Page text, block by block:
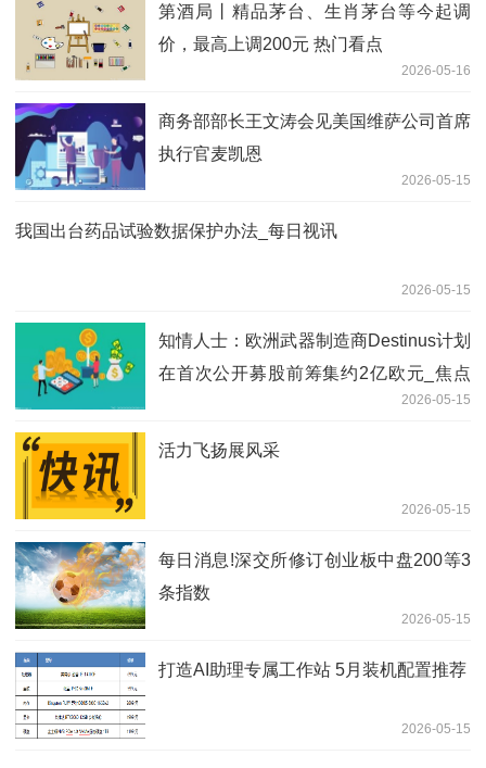
第酒局丨精品茅台、生肖茅台等今起调
价，最高上调200元 热门看点
2026-05-16
商务部部长王文涛会见美国维萨公司首席
执行官麦凯恩
2026-05-15
我国出台药品试验数据保护办法_每日视讯
2026-05-15
知情人士：欧洲武器制造商Destinus计划
在首次公开募股前筹集约2亿欧元_焦点
2026-05-15
活力飞扬展风采
2026-05-15
每日消息!深交所修订创业板中盘200等3
条指数
2026-05-15
打造AI助理专属工作站 5月装机配置推荐
2026-05-15